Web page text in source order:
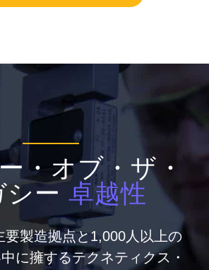
・オブ・ザ・
シー卓越性
要製造拠点と1,000人以上の
に擁するテクネティクス・